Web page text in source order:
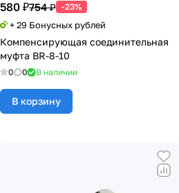
580 ₽754 ₽ -23%
+ 29 Бонусных рублей
Компенсирующая соединительная
муфта BR-8-10
0 0 В наличии
В корзину